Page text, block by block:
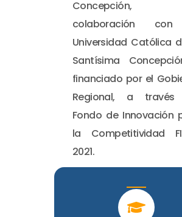
Concepción,
colaboración
Universidad Católica
Santísima
financiado por el
Regional, a través
Fondo de Innovación
la Competitividad
2021.